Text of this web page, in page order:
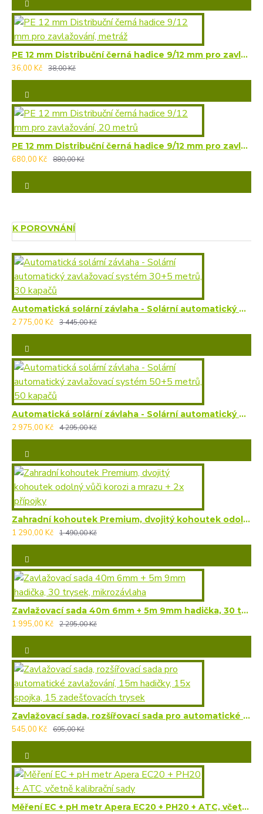
PE 12 mm Distribuční černá hadice 9/12 mm pro zavlažování, metráž
36,00 Kč
38,00 Kč
PE 12 mm Distribuční černá hadice 9/12 mm pro zavlažování, 20 metrů
680,00 Kč
880,00 Kč
K POROVNÁNÍ
Automatická solární závlaha - Solární automatický zavlažovací systém 30+5 metrů, 30 kapačů
2 775,00 Kč
3 445,00 Kč
Automatická solární závlaha - Solární automatický zavlažovací systém 50+5 metrů, 50 kapačů
2 975,00 Kč
4 295,00 Kč
Zahradní kohoutek Premium, dvojitý kohoutek odolný vůči korozi a mrazu + 2x přípojky
1 290,00 Kč
1 490,00 Kč
Zavlažovací sada 40m 6mm + 5m 9mm hadička, 30 trysek, mikrozávlaha
1 995,00 Kč
2 295,00 Kč
Zavlažovací sada, rozšířovací sada pro automatické zavlažování, 15m hadičky, 15x spojka, 15 zadešťovacích trysek
545,00 Kč
695,00 Kč
Měření EC + pH metr Apera EC20 + PH20 + ATC, včetně kalibrační sady